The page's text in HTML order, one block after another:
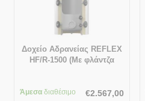
Δοχείο Αδρανείας REFLEX
HF/R-1500 (Με φλάντζα
Άμεσα διαθέσιμο €2.567,00